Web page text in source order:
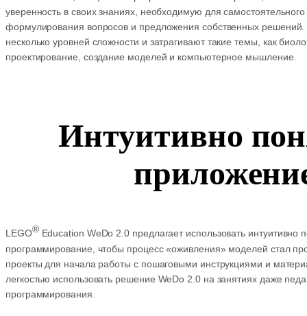
уверенность в своих знаниях, необходимую для
формулирования вопросов и предложения собственных решений.
несколько уровней сложности и затрагивают такие темы, как
проектирование, создание моделей и компьютерное мышление.
Интуитивно
LEGO®Education WeDo 2.0 предлагает использовать интуитивно
программирование, чтобы процесс «оживления» моделей стал
проекты для начала работы с пошаговыми инструкциями и
легкостью использовать решение WeDo 2.0 на занятиях даже
программирования.